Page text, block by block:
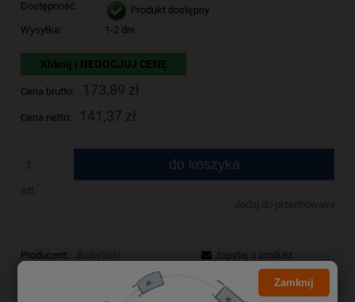
Dostępność:
Produkt dostępny
Wysyłka:
1-2 dni
Kliknij i NEGOCJUJ CENĘ
Cena brutto: 173,89 zł
Cena netto: 141,37 zł
do koszyka
dodaj do przechowalni
Producent:
BulkySoft
rek0501137
zapytaj o produkt
poleć znajomemu
Zamknij